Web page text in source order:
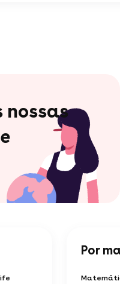
nossas
Por